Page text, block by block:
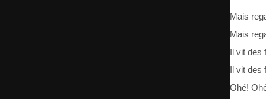
Mais
Mais
Il vit des
Il vit des
Ohé!